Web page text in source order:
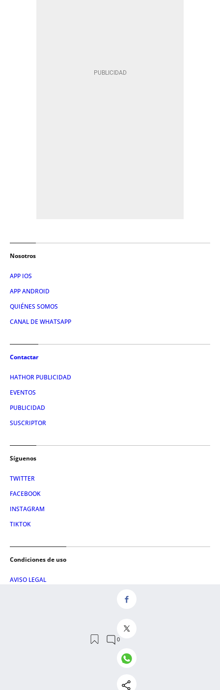
Nosotros
APP IOS
APP ANDROID
QUIÉNES SOMOS
CANAL DE WHATSAPP
Contactar
HATHOR PUBLICIDAD
EVENTOS
PUBLICIDAD
SUSCRIPTOR
Síguenos
TWITTER
FACEBOOK
INSTAGRAM
TIKTOK
Condiciones de uso
AVISO LEGAL